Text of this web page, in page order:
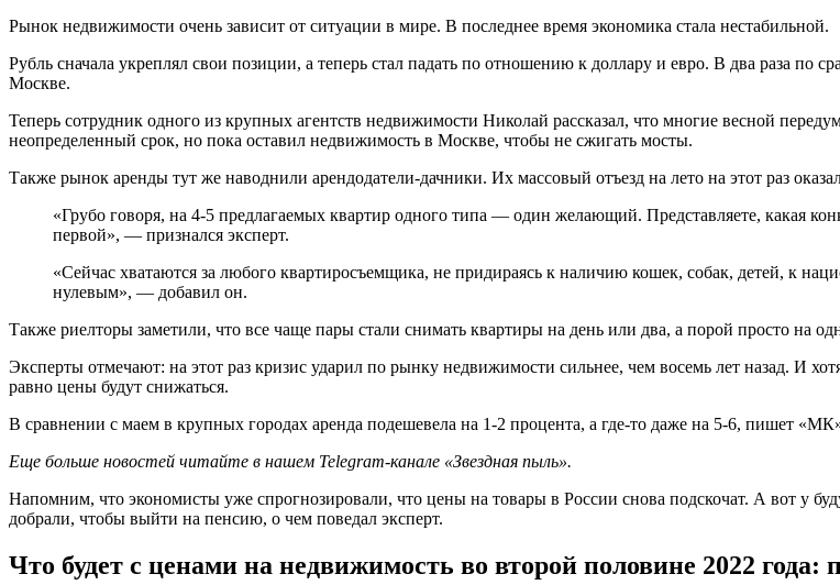
Рынок недвижимости очень зависит от ситуации в мире. В последнее время экономика стала нестабильной.
Рубль сначала укреплял свои позиции, а теперь стал падать по отношению к доллару и евро. В два раза по
Москве.
Теперь сотрудник одного из крупных агентств недвижимости Николай рассказал, что многие весной
неопределенный срок, но пока оставил недвижимость в Москве, чтобы не сжигать мосты.
Также рынок аренды тут же наводнили арендодатели-дачники. Их массовый отъезд на лето на этот раз
«Грубо говоря, на 4-5 предлагаемых квартир одного типа — один желающий. Представляете, какая
первой», — признался эксперт.
«Сейчас хватаются за любого квартиросъемщика, не придираясь к наличию кошек, собак, детей, к
нулевым», — добавил он.
Также риелторы заметили, что все чаще пары стали снимать квартиры на день или два, а порой просто на
Эксперты отмечают: на этот раз кризис ударил по рынку недвижимости сильнее, чем восемь лет назад. И
равно цены будут снижаться.
В сравнении с маем в крупных городах аренда подешевела на 1-2 процента, а где-то даже на 5-6, пишет
Еще больше новостей читайте в нашем Telegram-канале «Звездная пыль».
Напомним, что экономисты уже спрогнозировали, что цены на товары в России снова подскочат. А вот у
добрали, чтобы выйти на пенсию, о чем поведал эксперт.
Что будет с ценами на недвижимость во второй половине 2022 года: